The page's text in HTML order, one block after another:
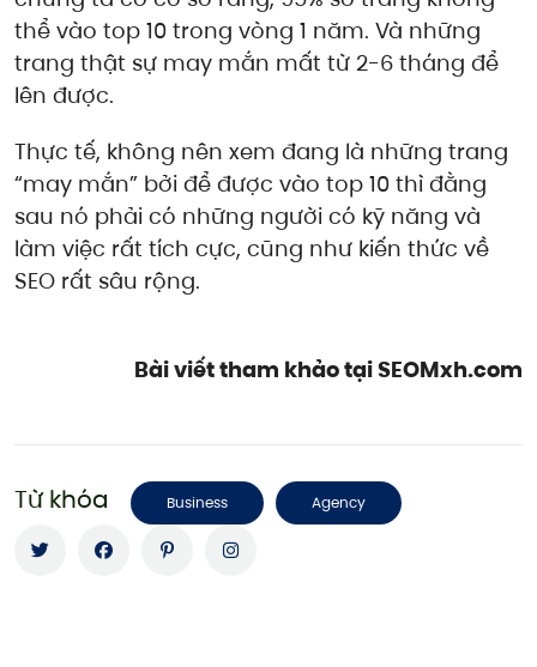
thể vào top 10 trong vòng 1 năm. Và những
trang thật sự may mắn mất từ 2-6 tháng để
lên được.
Thực tế, không nên xem đang là những trang
“may mắn” bởi để được vào top 10 thì đằng
sau nó phải có những người có kỹ năng và
làm việc rất tích cực, cũng như kiến thức về
SEO rất sâu rộng.
Bài viết tham khảo tại SEOMxh.com
Từ khóa Business Agency